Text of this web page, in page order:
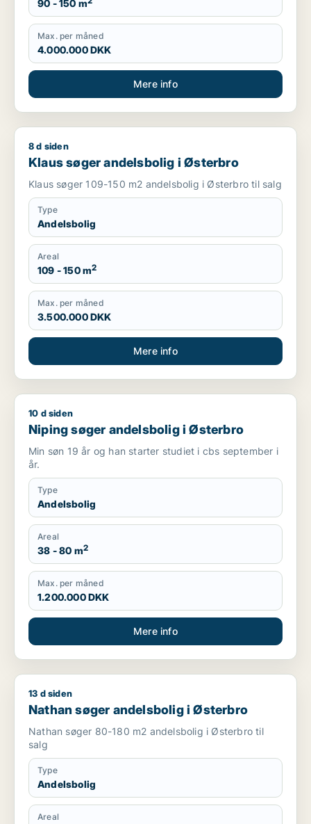
90 - 150 m
Max. per måned
4.000.000 DKK
Mere info
Klaus søger andelsbolig i Østerbro
8 d siden
Klaus søger andelsbolig i Østerbro
Klaus søger 109-150 m2 andelsbolig i Østerbro til salg
Type
Andelsbolig
Areal
109 - 150 m2
Max. per måned
3.500.000 DKK
Mere info
Niping søger andelsbolig i Østerbro
10 d siden
Niping søger andelsbolig i Østerbro
Min søn 19 år og han starter studiet i cbs september i
år.
Type
Andelsbolig
Areal
38 - 80 m2
Max. per måned
1.200.000 DKK
Mere info
Nathan søger andelsbolig i Østerbro
13 d siden
Nathan søger andelsbolig i Østerbro
Nathan søger 80-180 m2 andelsbolig i Østerbro til
salg
Type
Andelsbolig
Areal